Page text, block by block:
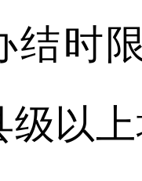
限
级以